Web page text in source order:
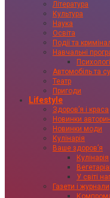
Література
Культура
Наука
Освіта
Події та
Навчальні
Автомобіль та
Театр
Пригоди
Lifestyle
Здоровʼя і краса
Новинки
Новинки моди
Кулінарія
Ваше здоровʼя
Кулінарія
У світі
Газети і журнали